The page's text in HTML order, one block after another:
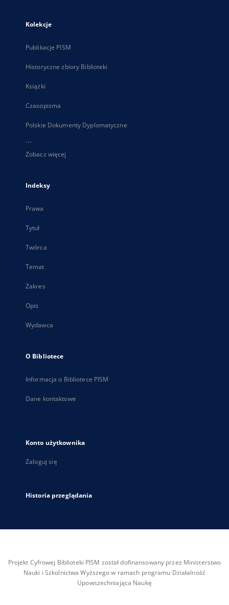
Kolekcje
Publikacje PISM
Historyczne zbiory Biblioteki
Książki
Czasopisma
Polskie Dokumenty Dyplomatyczne
...
Zobacz więcej
Indeksy
Prawa
Tytuł
Twórca
Temat
Zakres
Opis
Wydawca
O Bibliotece
Informacja o Bibliotece PISM
Dane kontaktowe
Konto użytkownika
Zaloguj się
Historia przeglądania
Projekt Cyfrowej Biblioteki PISM został dofinansowany przez Ministerstwo
Nauki i Szkolnictwa Wyższego w ramach programu Działalność
Upowszechniająca Naukę